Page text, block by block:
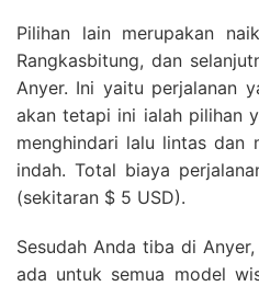
Pilihan lain merupakan
Rangkasbitung, dan
Anyer. Ini yaitu perjalanan
akan tetapi ini ialah pilihan
menghindari lalu lintas dan
indah. Total biaya
(sekitaran $ 5 USD).
Sesudah Anda tiba di
ada untuk semua model